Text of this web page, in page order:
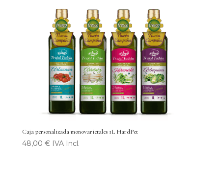
Caja personalizada monovarietales 1L HardPet
48,00 € IVA Incl.